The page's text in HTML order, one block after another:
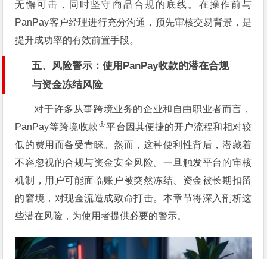
无懈可击，同时坚守商品合规的底线。在操作前与
PanPay客户经理进行充分沟通，预先审核交易背景，是
提升成功率的有效前置手段。
五、风险警示：使用PanPay收款的潜在合规
与资金冻结风险
对于许多从事跨境业务的企业和自由职业者而言，
PanPay等跨境收款
平台因其便捷的开户流程和相对较
低的费用而备受青睐。然而，这种便利性背后，潜藏着
不容忽视的合规与资金安全风险。一旦触发平台的审核
机制，用户可能面临账户被突然冻结、资金被长期扣留
的窘境，对现金流造成致命打击。本章节将深入剖析这
些潜在风险，为使用者提供必要的警示。